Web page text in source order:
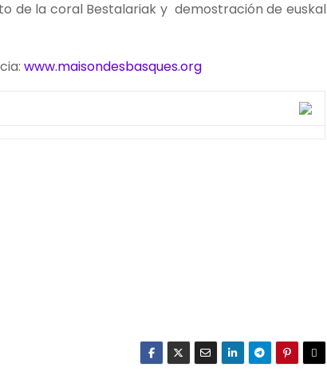
de la coral Bestalariak y demostración de euskal
www.maisondesbasques.org